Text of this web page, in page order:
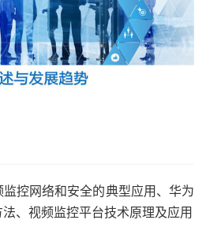
控网络和安全的典型应用、华为
、视频监控平台技术原理及应用